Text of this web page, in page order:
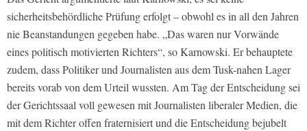
sicherheitsbehördliche Prüfung erfolgt – obwohl es in all den Jahren
nie Beanstandungen gegeben habe. „Das waren nur Vorwände
eines politisch motivierten Richters“, so Karnowski. Er behauptete
zudem, dass Politiker und Journalisten aus dem Tusk-nahen Lager
bereits vorab von dem Urteil wussten. Am Tag der Entscheidung sei
der Gerichtssaal voll gewesen mit Journalisten liberaler Medien, die
mit dem Richter offen fraternisiert und die Entscheidung bejubelt